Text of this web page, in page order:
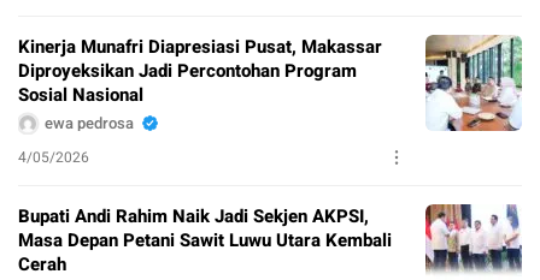
Kinerja Munafri Diapresiasi Pusat, Makassar
Diproyeksikan Jadi Percontohan Program
Sosial Nasional
ewa pedrosa
4/05/2026
Bupati Andi Rahim Naik Jadi Sekjen AKPSI,
Masa Depan Petani Sawit Luwu Utara Kembali
Cerah